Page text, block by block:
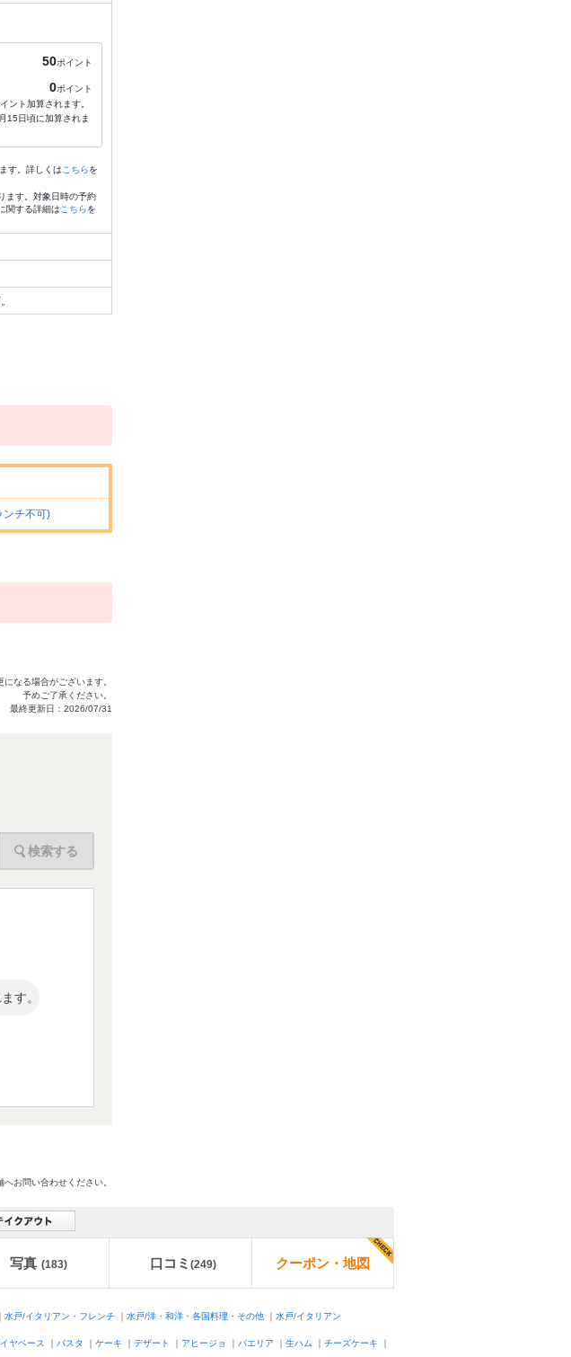
50ポイント
0ポイント
ント加算されます。
15日頃に加算されま
す。詳しくは こちらを
ます。対象日時の予約
関する詳細は こちらを
チ不可)
なる場合がございます。
予めご了承ください。
最終更新日：2026/07/31
検索する
す。
お問い合わせください。
写真 (183) 口コミ (249) クーポン・地図
水戸/イタリアン・フレンチ ｜ 水戸/洋・和洋・各国料理・その他 ｜ 水戸/イタリアン
ヤベース ｜ パスタ ｜ ケーキ ｜ デザート ｜ アヒージョ ｜ パエリア ｜ 生ハム ｜ チーズケーキ ｜